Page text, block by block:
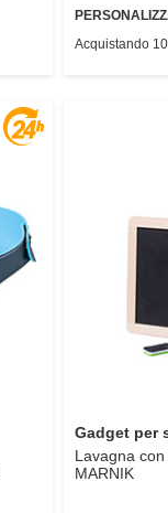
Acquistando
Gadget per
Lavagna
MARNIK